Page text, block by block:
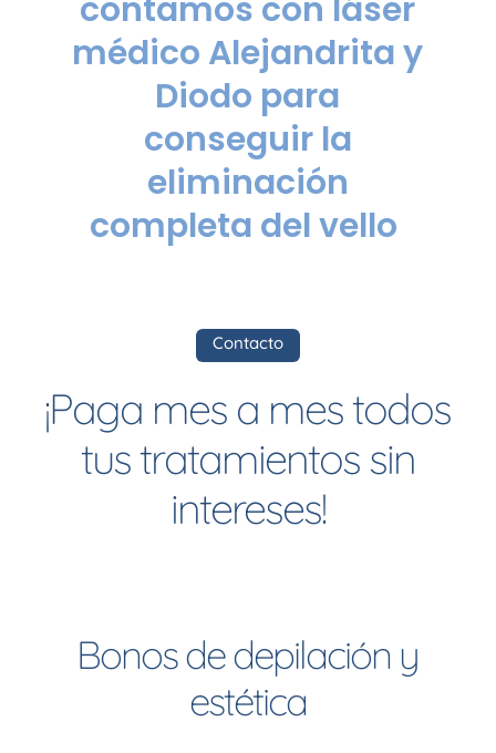
contamos con láser
médico Alejandrita y
Diodo para
conseguir la
eliminación
completa del vello
Contacto
¡Paga mes a mes todos
tus tratamientos sin
intereses!
Bonos de depilación y
estética